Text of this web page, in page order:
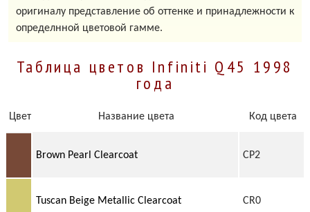
оригиналу представление об оттенке и принадлежности к
определнной цветовой гамме.
Таблица цветов Infiniti Q45 1998
года
Цвет Название цвета Код цвета
Brown Pearl Clearcoat CP2
Tuscan Beige Metallic Clearcoat CR0